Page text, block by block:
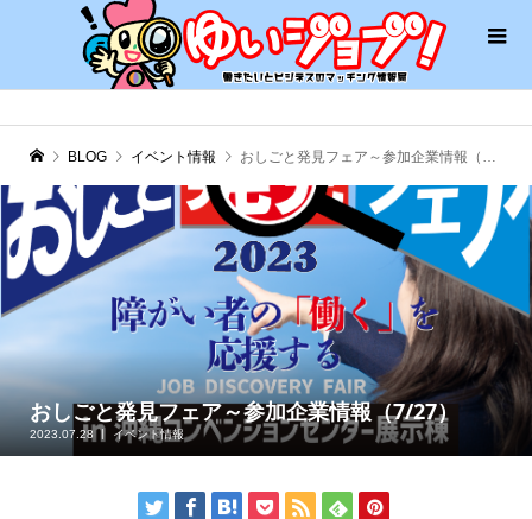
BLOG イベント情報 おしごと発見フェア～参加企業情報（7/27）
おしごと発見フェア～参加企業情報（7/27）
2023.07.28 イベント情報